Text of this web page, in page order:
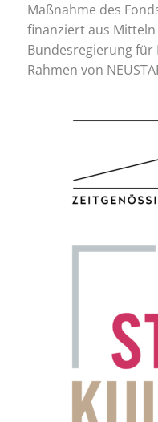
Maßnahme des
finanziert aus
Bundesregierung
Rahmen von